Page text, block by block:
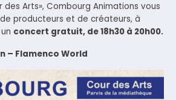
des Arts», Combourg Animations vous
producteurs et de créateurs, à
concert gratuit, de 18h30 à 20h00.
– Flamenco World